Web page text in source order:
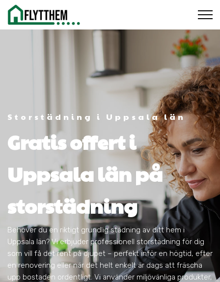
Storstädning i Uppsala län
Gratis offert i
Uppsala län på
storstädning
Behöver du en riktigt grundlig städning av ditt hem i
Uppsala län? Vi erbjuder professionell storstädning för dig
som vill få det rent på djupet – perfekt inför en högtid, efter
en renovering eller när det helt enkelt är dags att fräscha
upp bostaden ordentligt. Vi använder miljövänliga produkter,